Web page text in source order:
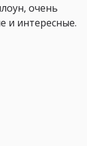
очень
и интересные.